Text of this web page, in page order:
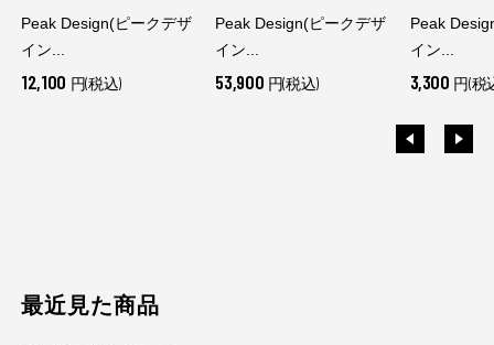
Peak Design(ピークデザ
イン...
12,100 円(税込)
Peak Design(ピークデザ
イン...
53,900 円(税込)
Peak
イン...
3,300 円(税
最近見た商品